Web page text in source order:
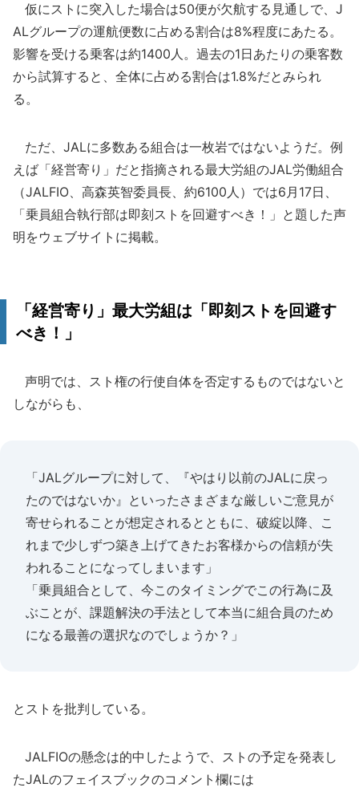
仮にストに突入した場合は50便が欠航する見通しで、J
ALグループの運航便数に占める割合は8%程度にあたる。
影響を受ける乗客は約1400人。過去の1日あたりの乗客数
から試算すると、全体に占める割合は1.8%だとみられ
る。
ただ、JALに多数ある組合は一枚岩ではないようだ。例
えば「経営寄り」だと指摘される最大労組のJAL労働組合
（JALFIO、高森英智委員長、約6100人）では6月17日、
「乗員組合執行部は即刻ストを回避すべき！」と題した声
明をウェブサイトに掲載。
「経営寄り」最大労組は「即刻ストを回避す
べき！」
声明では、スト権の行使自体を否定するものではないと
しながらも、
「JALグループに対して、『やはり以前のJALに戻っ
たのではないか』といったさまざまな厳しいご意見が
寄せられることが想定されるとともに、破綻以降、こ
れまで少しずつ築き上げてきたお客様からの信頼が失
われることになってしまいます」
「乗員組合として、今このタイミングでこの行為に及
ぶことが、課題解決の手法として本当に組合員のため
になる最善の選択なのでしょうか？」
とストを批判している。
JALFIOの懸念は的中したようで、ストの予定を発表し
たJALのフェイスブックのコメント欄には